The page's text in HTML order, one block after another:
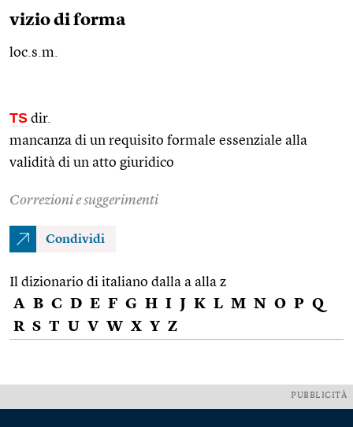
vizio di forma
loc.s.m.
TS dir.
mancanza di un requisito formale essenziale alla
validità di un atto giuridico
Correzioni e suggerimenti
Condividi
Il dizionario di italiano dalla a alla z
A B C D E F G H I J K L M N O P Q
R S T U V W X Y Z
PUBBLICITÀ